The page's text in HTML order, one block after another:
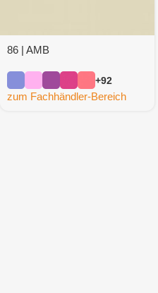
86 | AMB
+92
zum Fachhändler-Bereich